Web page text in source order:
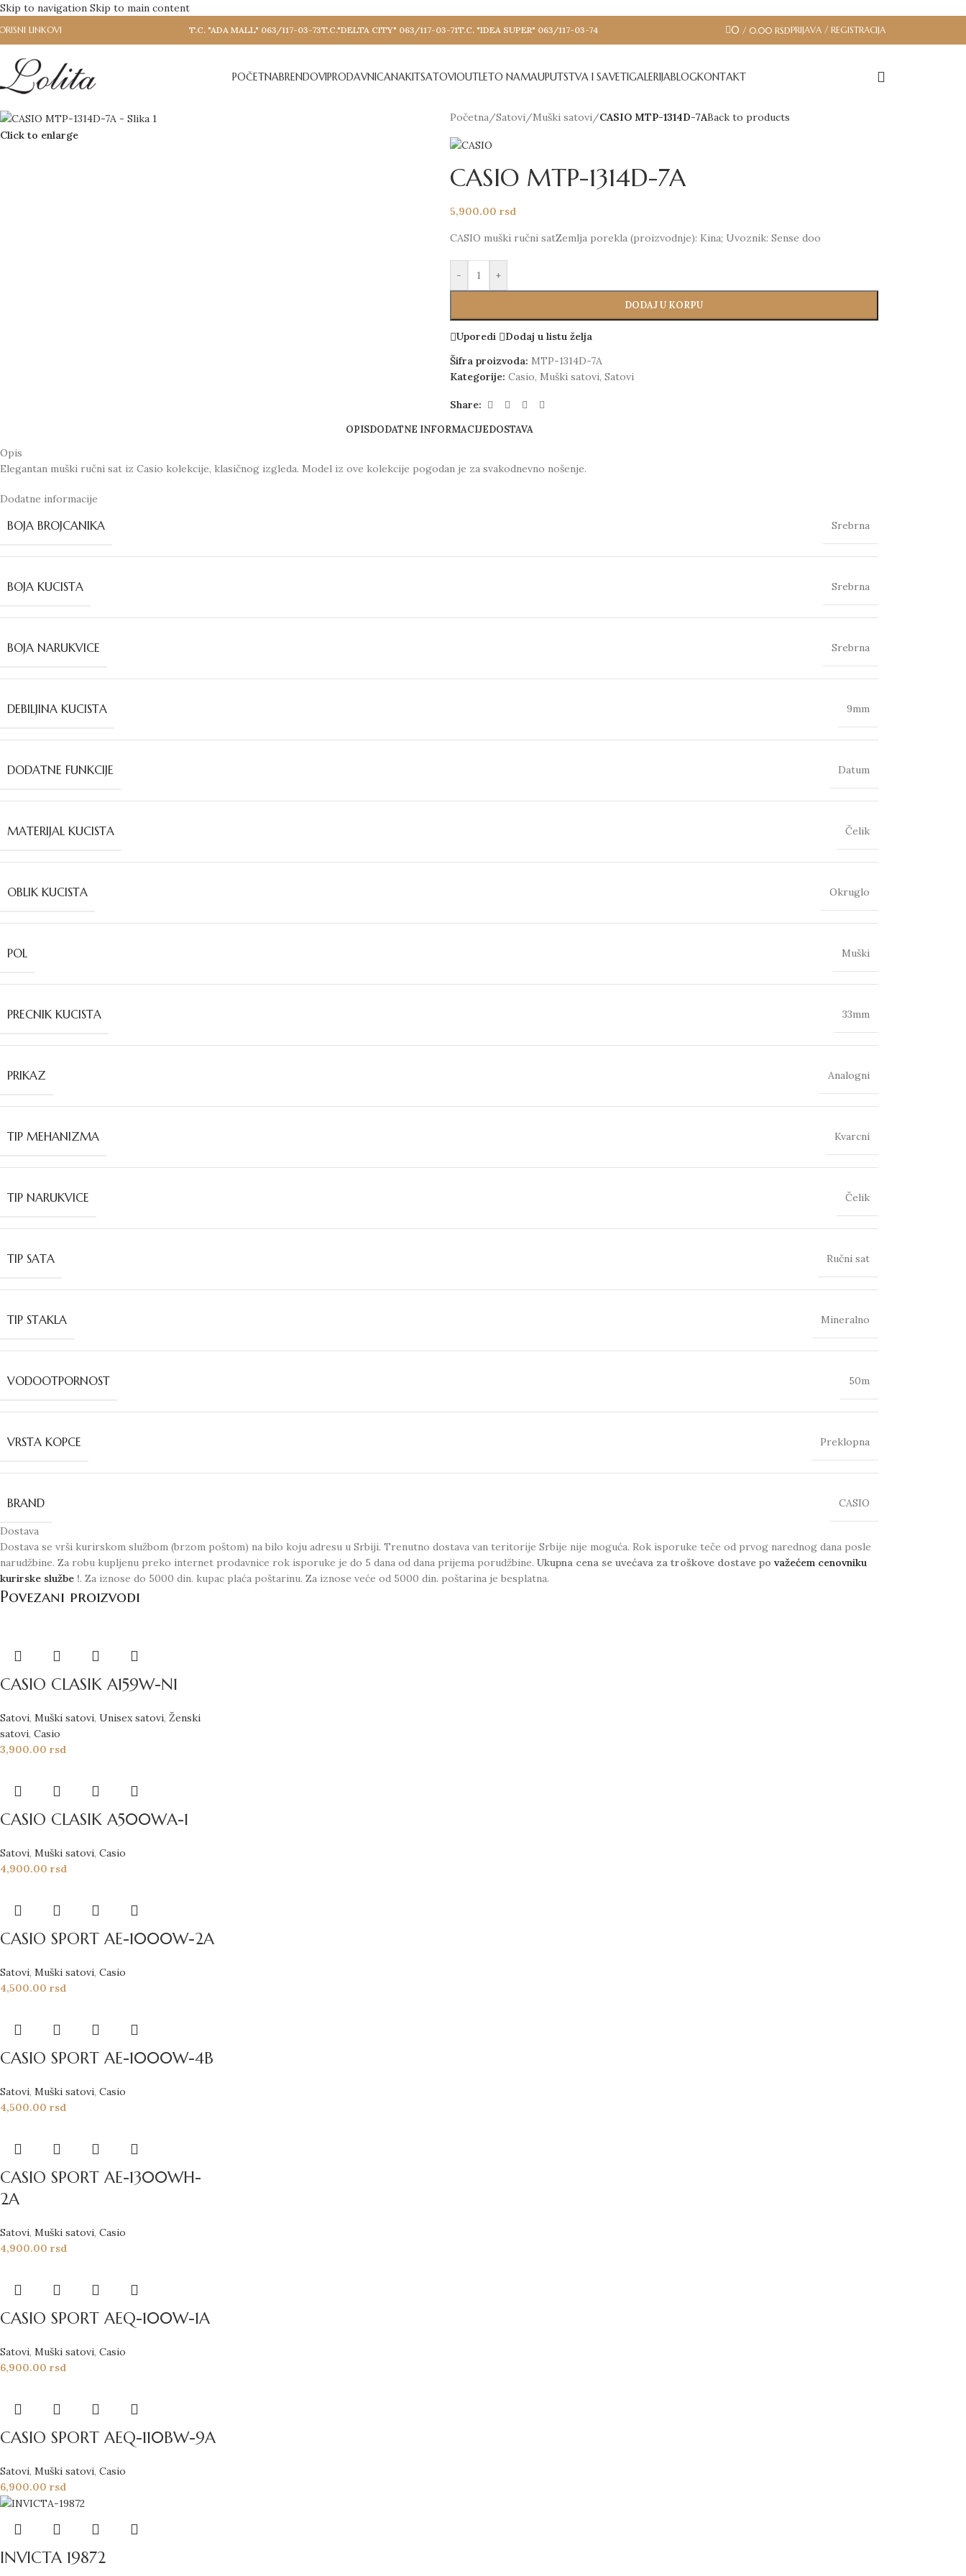
Skip to navigation Skip to main content
LINKOVI T.C. "ADA MALL" 063/117-03-73T.C."DELTA CITY" 063/117-03-71T.C. "IDEA SUPER" 063/117-03-74 0 / 0.00 RSDPRIJAVA / REGISTRACIJA
POČETNABRENDOVIPRODAVNICANAKITSATOVIOUTLETO NAMAUPUTSTVA I SAVETIGALERIJABLOGKONTAKT
Click to enlarge
Početna/Satovi/Muški satovi/CASIO MTP-1314D-7ABack to products
CASIO MTP-1314D-7A
5,900.00 rsd
CASIO muški ručni satZemlja porekla (proizvodnje): Kina; Uvoznik: Sense doo
- +
DODAJ U KORPU
Uporedi
Dodaj u listu želja
Šifra proizvoda: MTP-1314D-7A
Kategorije: Casio, Muški satovi, Satovi
Share:
OPISDODATNE INFORMACIJEDOSTAVA
Opis
Elegantan muški ručni sat iz Casio kolekcije, klasičnog izgleda. Model iz ove kolekcije pogodan je za svakodnevno nošenje.
Dodatne informacije
BOJA BROJCANIKA Srebrna
BOJA KUCISTA Srebrna
BOJA NARUKVICE Srebrna
DEBILJINA KUCISTA 9mm
DODATNE FUNKCIJE Datum
MATERIJAL KUCISTA Čelik
OBLIK KUCISTA Okruglo
POL Muški
PRECNIK KUCISTA 33mm
PRIKAZ Analogni
TIP MEHANIZMA Kvarcni
TIP NARUKVICE Čelik
TIP SATA Ručni sat
TIP STAKLA Mineralno
VODOOTPORNOST 50m
VRSTA KOPCE Preklopna
BRAND CASIO
Dostava
Dostava se vrši kurirskom službom (brzom poštom) na bilo koju adresu u Srbiji. Trenutno dostava van teritorije Srbije nije moguća. Rok isporuke teče od prvog narednog dana posle
narudžbine. Za robu kupljenu preko internet prodavnice rok isporuke je do 5 dana od dana prijema porudžbine. Ukupna cena se uvećava za troškove dostave po važećem cenovniku
kurirske službe !. Za iznose do 5000 din. kupac plaća poštarinu. Za iznose veće od 5000 din. poštarina je besplatna.
Povezani proizvodi
CASIO CLASIK A159W-N1
Satovi, Muški satovi, Unisex satovi, Ženski
satovi, Casio
3,900.00 rsd
CASIO CLASIK A500WA-1
Satovi, Muški satovi, Casio
4,900.00 rsd
CASIO SPORT AE-1000W-2A
Satovi, Muški satovi, Casio
4,500.00 rsd
CASIO SPORT AE-1000W-4B
Satovi, Muški satovi, Casio
4,500.00 rsd
CASIO SPORT AE-1300WH-
2A
Satovi, Muški satovi, Casio
4,900.00 rsd
CASIO SPORT AEQ-100W-1A
Satovi, Muški satovi, Casio
6,900.00 rsd
CASIO SPORT AEQ-110BW-9A
Satovi, Muški satovi, Casio
6,900.00 rsd
INVICTA 19872